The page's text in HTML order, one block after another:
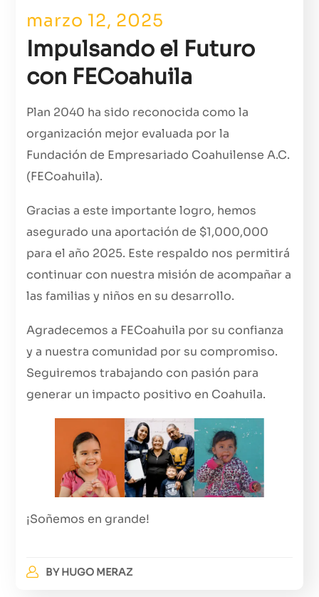
marzo 12, 2025
Impulsando el Futuro
con FECoahuila
Plan 2040 ha sido reconocida como la
organización mejor evaluada por la
Fundación de Empresariado Coahuilense A.C.
(FECoahuila).
Gracias a este importante logro, hemos
asegurado una aportación de $1,000,000
para el año 2025. Este respaldo nos permitirá
continuar con nuestra misión de acompañar a
las familias y niños en su desarrollo.
Agradecemos a FECoahuila por su confianza
y a nuestra comunidad por su compromiso.
Seguiremos trabajando con pasión para
generar un impacto positivo en Coahuila.
¡Soñemos en grande!
BYHUGO MERAZ